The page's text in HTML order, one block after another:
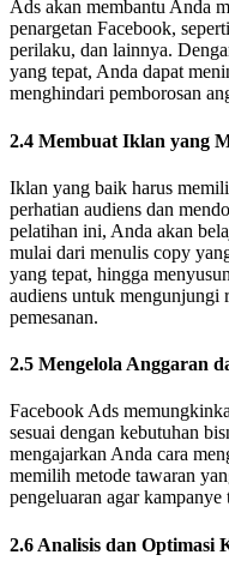
Ads akan membantu Anda
penargetan Facebook,
perilaku, dan lainnya.
yang tepat, Anda dapat
menghindari pemborosan
2.4 Membuat Iklan yang
Iklan yang baik harus
perhatian audiens dan
pelatihan ini, Anda akan
mulai dari menulis copy
yang tepat, hingga
audiens untuk mengunjungi
pemesanan.
2.5 Mengelola Anggaran
Facebook Ads
sesuai dengan kebutuhan
mengajarkan Anda cara
memilih metode tawaran
pengeluaran agar
2.6 Analisis dan Optimasi